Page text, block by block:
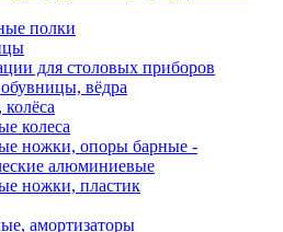
полки
для столовых приборов
вёдра
колеса
ножки, опоры барные -
алюминиевые
ножки, пластик
амортизаторы